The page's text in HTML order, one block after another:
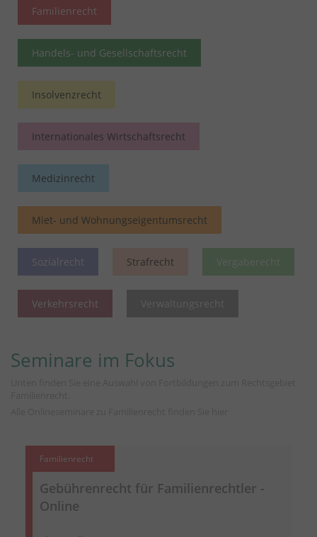
Familienrecht
Handels- und Gesellschaftsrecht
Insolvenzrecht
Internationales Wirtschaftsrecht
Medizinrecht
Miet- und Wohnungseigentumsrecht
Sozialrecht Strafrecht Vergaberecht
Verkehrsrecht Verwaltungsrecht
Seminare im Fokus
Familienrecht
Gebührenrecht für Familienrechtler -
Online